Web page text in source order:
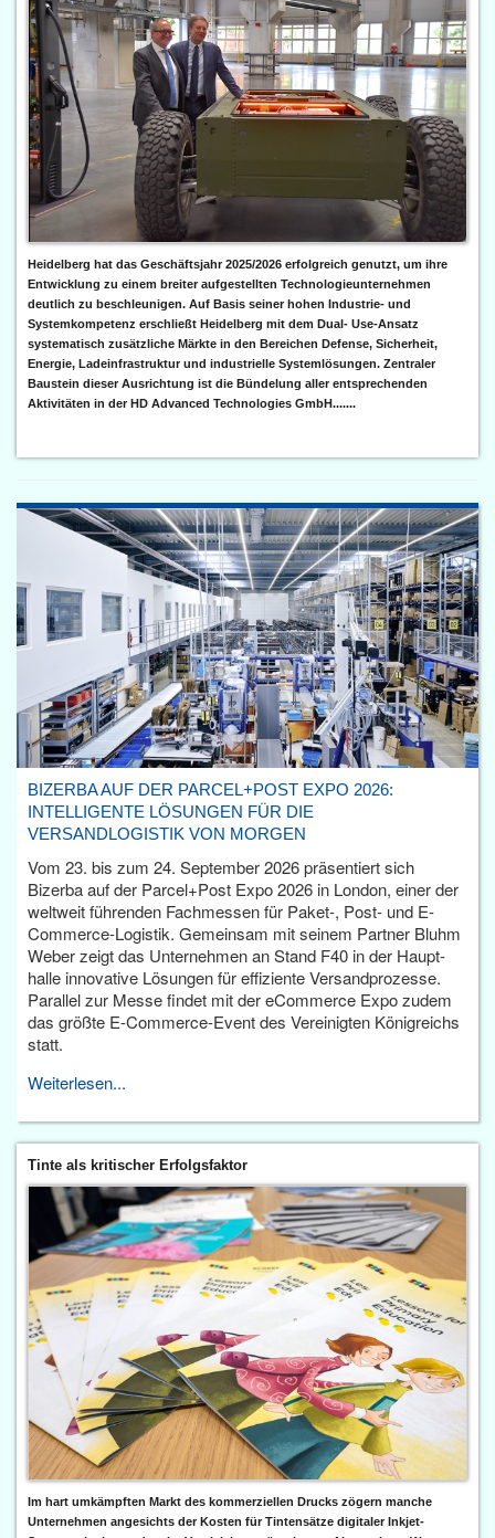
Heidelberg hat das Geschäftsjahr 2025/2026 erfolgreich genutzt, um ihre
Entwicklung zu einem breiter aufgestellten Technologieunternehmen
deutlich zu beschleunigen. Auf Basis seiner hohen Industrie- und
Systemkompetenz erschließt Heidelberg mit dem Dual- Use-Ansatz
systematisch zusätzliche Märkte in den Bereichen Defense, Sicherheit,
Energie, Ladeinfrastruktur und industrielle Systemlösungen. Zentraler
Baustein dieser Ausrichtung ist die Bündelung aller entsprechenden
Aktivitäten in der HD Advanced Technologies GmbH.......
BIZERBA AUF DER PARCEL+POST EXPO 2026:
INTELLIGENTE LÖSUNGEN FÜR DIE
VERSANDLOGISTIK VON MORGEN
Vom 23. bis zum 24. September 2026 präsentiert sich
Bizerba auf der Parcel+Post Expo 2026 in London, einer der
weltweit führenden Fachmessen für Paket-, Post- und E-
Commerce-Logistik. Gemeinsam mit seinem Partner Bluhm
Weber zeigt das Unternehmen an Stand F40 in der Haupt­
halle innovative Lösungen für effiziente Versandprozesse.
Parallel zur Messe findet mit der eCommerce Expo zudem
das größte E-Commerce-Event des Vereinigten Königreichs
statt.
Weiterlesen...
Tinte als kritischer Erfolgsfaktor
Im hart umkämpften Markt des kommerziellen Drucks zögern manche
Unternehmen angesichts der Kosten für Tintensätze digitaler Inkjet-